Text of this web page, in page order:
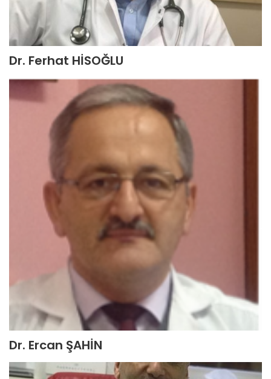
Dr. Ferhat HİSOĞLU
Dr. Ercan ŞAHİN